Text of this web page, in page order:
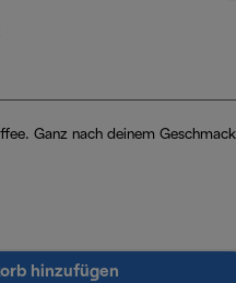
Ganz nach deinem
hinzufügen